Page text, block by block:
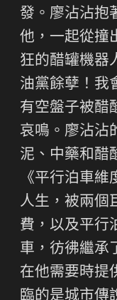
發。廖沾沾抱
他，一起從撞
狂的醋罐機器
油黨餘孽！我
有空盤子被醋
哀鳴。廖沾沾
泥、中藥和醋
《平行泊車
人生，被兩個
費，以及平行
車，彷彿繼承
在他需要時提